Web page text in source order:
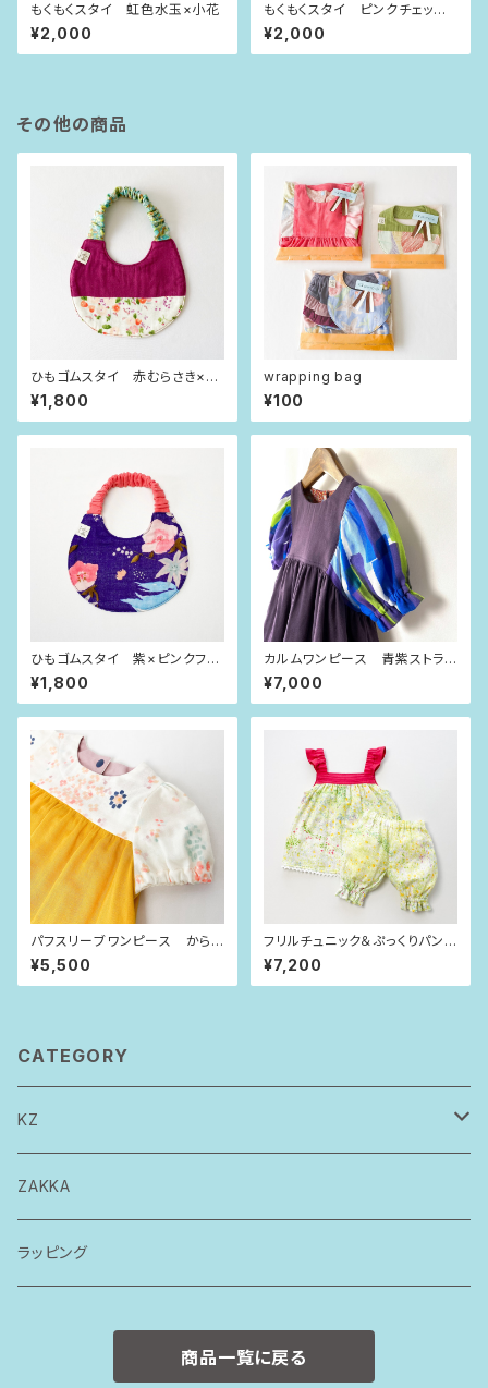
もくもくスタイ 虹色水玉×小花
¥2,000
もくもくスタイ ピンクチェック×
お花
¥2,000
その他の商品
ひもゴムスタイ 赤むらさき×お
花畑
¥1,800
wrapping bag
¥100
ひもゴムスタイ 紫×ピンクフラ
ワー
¥1,800
カルムワンピース 青紫ストライ
プ（90size）
¥7,000
パフスリーブワンピース からし
×ピンクベージュの花びら（80s
ize）
¥5,500
フリルチュニック＆ぷっくりパン
ツ 若草グリーン（80-90siz
e）
¥7,200
CATEGORY
KZ
トップス
ボトムス
ZAKKA
ラッピング
商品一覧に戻る